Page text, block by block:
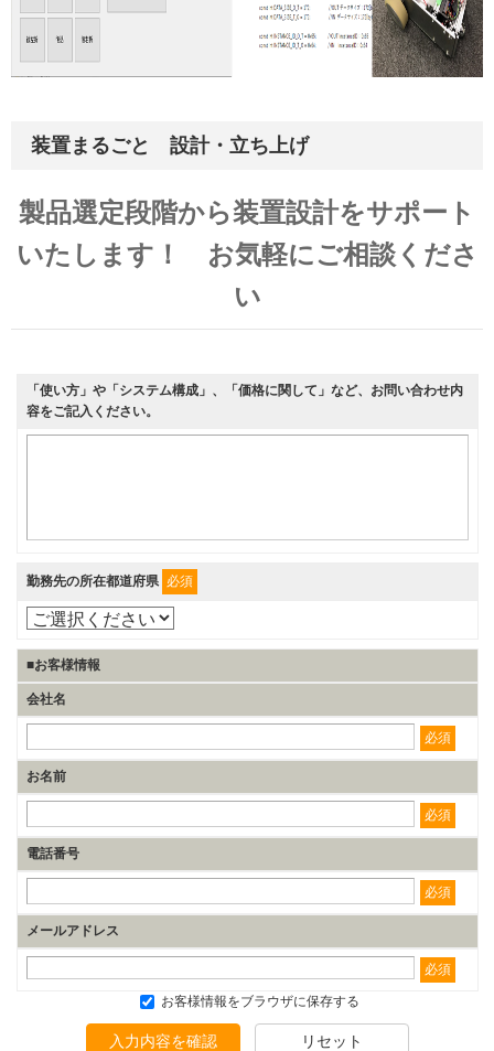
装置まるごと 設計・立ち上げ
製品選定段階から装置設計をサポート
いたします！ お気軽にご相談くださ
い
「使い方」や「システム構成」、「価格に関して」など、お問い合わせ内
容をご記入ください。
勤務先の所在都道府県 必須
■お客様情報
会社名
必須
お名前
必須
電話番号
必須
メールアドレス
必須
お客様情報をブラウザに保存する
入力内容を確認 リセット